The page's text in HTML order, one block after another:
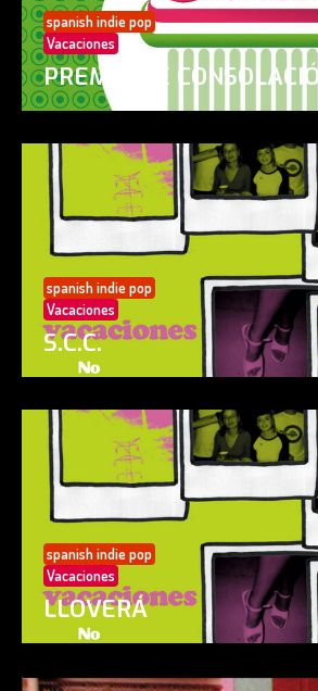
spanish indie pop
Vacaciones
PREMIO DE
spanish indie pop
Vacaciones
S.C.C.
spanish indie pop
Vacaciones
LLOVERÁ